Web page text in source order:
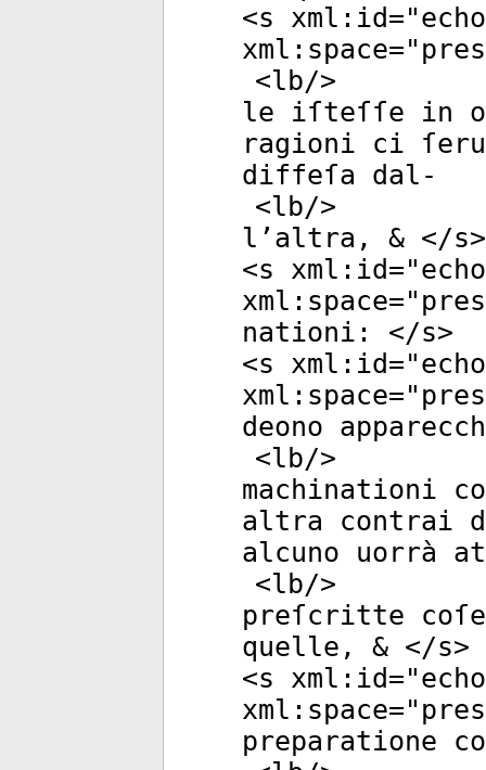
<s xml:id="
xml:space="
<lb/>
le iſteſſe in
ragioni ci
diffeſa dal-
<lb/>
l’altra, & </s>
<s xml:id="
xml:space="
nationi: </s>
<s xml:id="
xml:space="
deono
<lb/>
machinationi
altra contrai
alcuno uorrà
<lb/>
preſcritte
quelle, & </s>
<s xml:id="
xml:space="
preparatione